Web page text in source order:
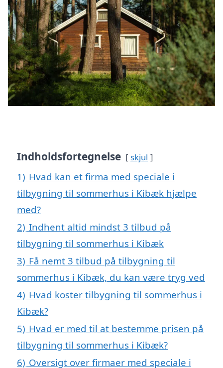
Indholdsfortegnelse skjul
1) Hvad kan et firma med speciale i
tilbygning til sommerhus i Kibæk hjælpe
med?
2) Indhent altid mindst 3 tilbud på
tilbygning til sommerhus i Kibæk
3) Få nemt 3 tilbud på tilbygning til
sommerhus i Kibæk, du kan være tryg ved
4) Hvad koster tilbygning til sommerhus i
Kibæk?
5) Hvad er med til at bestemme prisen på
tilbygning til sommerhus i Kibæk?
6) Oversigt over firmaer med speciale i